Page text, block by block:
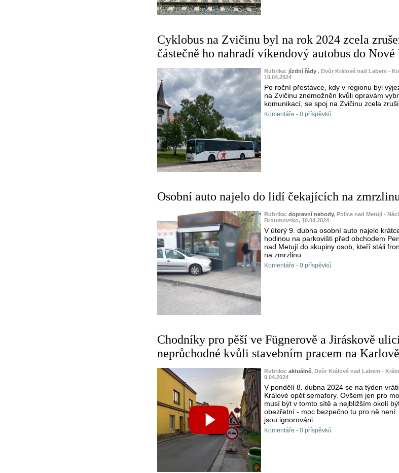
Cyklobus na Zvičinu byl na rok 2024 zcela
částečně ho nahradí víkendový autobus do Nové
Rubrika: jízdní řády , Dvůr Králové nad Labem -
10.04.2024
Po roční přestávce, kdy v regionu byl
na Zvičinu znemožněn kvůli opravám
komunikací, se spoj na Zvičinu zcela
Komentáře - 0 příspěvků
Osobní auto najelo do lidí čekajících na
Rubrika: dopravní nehody, Police nad Metují -
Broumovsko, 10.04.2024
V úterý 9. dubna osobní auto najelo
hodinou na parkovišti před obchodem
nad Metují do skupiny osob, kteří stáli
na zmrzlinu.
Komentáře - 0 příspěvků
Chodníky pro pěší ve Fügnerově a Jiráskově
neprůchodné kvůli stavebním pracem na Karlově
Rubrika: aktuálně, Dvůr Králové nad Labem -
9.04.2024
V pondělí 8. dubna 2024 se na týden
Králové opět semafory. Ovšem jen pro
musí být v tomto sítě a nejbližším okolí
obezřetní - moc bezpečno tu pro ně
jsou ignorováni.
Komentáře - 0 příspěvků